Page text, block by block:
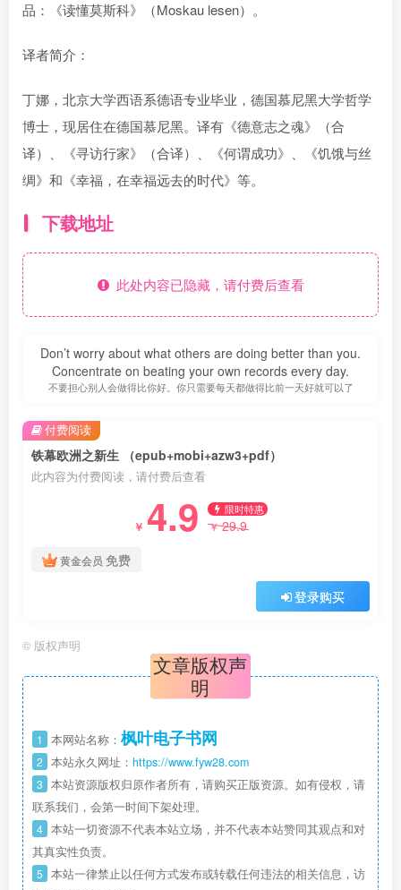
品：《读懂莫斯科》（Moskau lesen）。
译者简介：
丁娜，北京大学西语系德语专业毕业，德国慕尼黑大学哲学
博士，现居住在德国慕尼黑。译有《德意志之魂》（合
译）、《寻访行家》（合译）、《何谓成功》、《饥饿与丝
绸》和《幸福，在幸福远去的时代》等。
下载地址
此处内容已隐藏，请付费后查看
Don’t worry about what others are doing better than you.
Concentrate on beating your own records every day.
不要担心别人会做得比你好。你只需要每天都做得比前一天好就可以了
铁幕欧洲之新生 （epub+mobi+azw3+pdf）
此内容为付费阅读，请付费后查看
￥ 4.9 限时特惠
￥29.9
黄金会员 免费
登录购买
付费阅读
© 版权声明
文章版权声
明
1 本网站名称： 枫叶电子书网
2 本站永久网址： https://www.fyw28.com
3 本站资源版权归原作者所有，请购买正版资源。如有侵权，请
联系我们，会第一时间下架处理。
4 本站一切资源不代表本站立场，并不代表本站赞同其观点和对
其真实性负责。
5 本站一律禁止以任何方式发布或转载任何违法的相关信息，访